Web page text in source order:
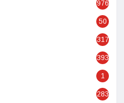
976
50
317
393
1
283